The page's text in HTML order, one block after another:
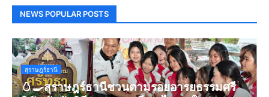
NEWS POPULAR POSTS
สุราษฎร์ธานี
🥚🍳สุราษฎร์ธานีชวนตามรอยอารยธรรมศรี